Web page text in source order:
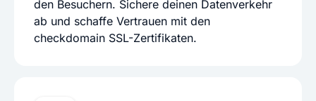
den Besuchern. Sichere deinen Datenverkehr
ab und schaffe Vertrauen mit den
checkdomain SSL-Zertifikaten.